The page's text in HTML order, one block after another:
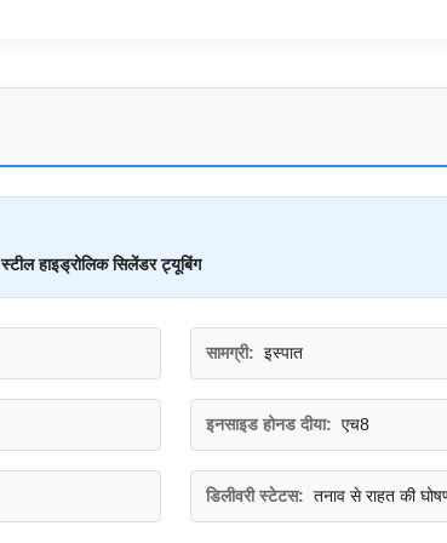
हाइड्रोलिक सिलेंडर ट्यूबिंग
सामग्री: इस्पात
इनसाइड होनड दीया: एच8
डिलीवरी स्टेटस: तनाव से राहत की